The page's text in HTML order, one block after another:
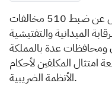
العامة للزكاة والدخل عن ضبط 510 مخالفات
الميدانية والتفتيشية
في مدنٍ ومحافظات عدة بالمملكة
امتثال المكلفين لأحكام
الأنظمة الضريبية.